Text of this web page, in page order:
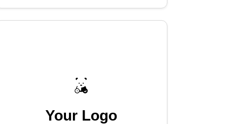
Your Logo